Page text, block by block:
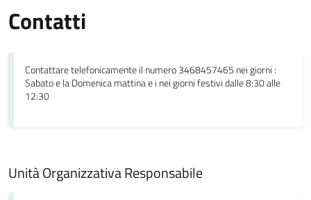
Contatti
Contattare telefonicamente il numero 3468457465 nei giorni :
Sabato e la Domenica mattina e i nei giorni festivi dalle 8:30 alle
12:30
Unità Organizzativa Responsabile